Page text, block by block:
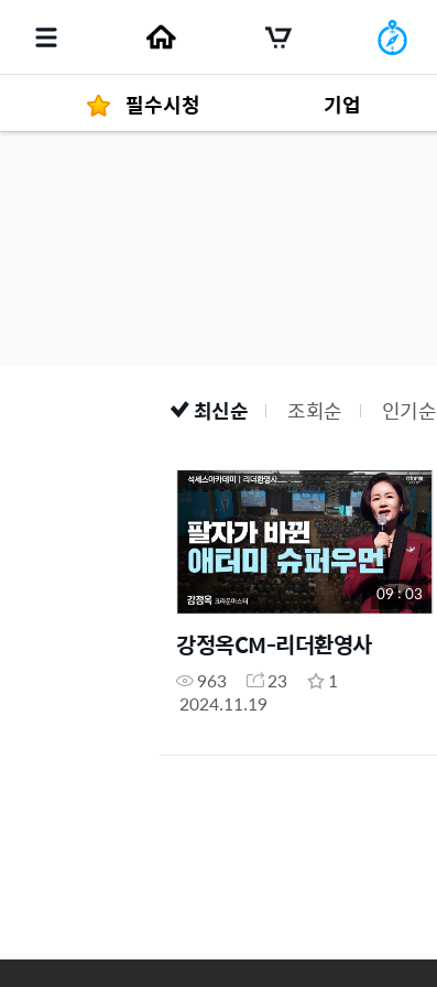
필수시청 기업
최신순 조회순 인기순
09 : 03
강정옥CM-리더환영사
963 23
1
2024.11.19